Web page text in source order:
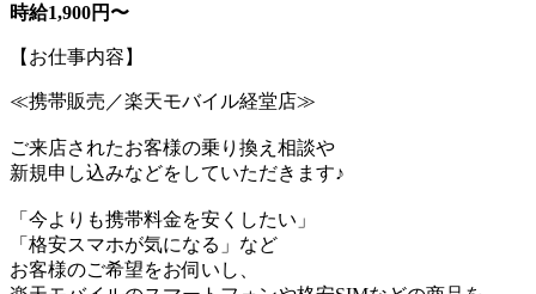
時給1,900円〜
【お仕事内容】
≪携帯販売／楽天モバイル経堂店≫
ご来店されたお客様の乗り換え相談や
新規申し込みなどをしていただきます♪
「今よりも携帯料金を安くしたい」
「格安スマホが気になる」など
お客様のご希望をお伺いし、